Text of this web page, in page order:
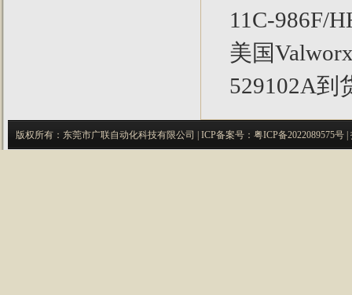
11C-986F/
美国
529102A到
版权所有：东莞市广联自动化科技有限公司 | ICP备案号： 粤ICP备2022089575号|